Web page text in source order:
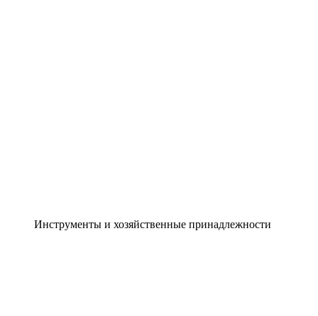
Инструменты и хозяйственные принадлежности